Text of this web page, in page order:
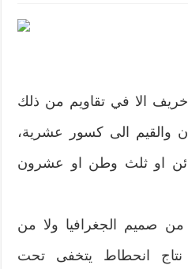
الا في تقاويم من ذلك
والقيم الى كسور عشرية،
او ثلث وطن او عشرون
من صميم الجغرافيا ولا من
انحطاط يتخفى تحت